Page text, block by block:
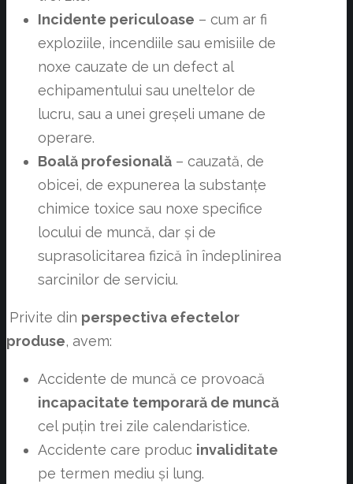
Incidente periculoase – cum ar fi
exploziile, incendiile sau emisiile de
noxe cauzate de un defect al
echipamentului sau uneltelor de
lucru, sau a unei greșeli umane de
operare.
Boală profesională – cauzată, de
obicei, de expunerea la substanțe
chimice toxice sau noxe specifice
locului de muncă, dar și de
suprasolicitarea fizică în îndeplinirea
sarcinilor de serviciu.
Privite din perspectiva efectelor
produse, avem:
Accidente de muncă ce provoacă
incapacitate temporară de muncă
cel puțin trei zile calendaristice.
Accidente care produc invaliditate
pe termen mediu și lung.